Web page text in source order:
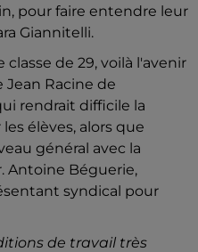
pour faire entendre leur
Giannitelli.
de 29, voilà l'avenir
Jean Racine de
rendrait difficile la
élèves, alors que
général avec la
Antoine Béguerie,
syndical pour
de travail très